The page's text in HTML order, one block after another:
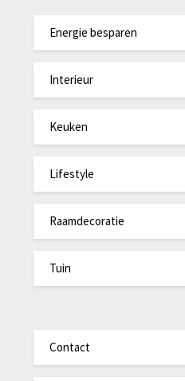
Energie besparen
Interieur
Keuken
Lifestyle
Raamdecoratie
Tuin
Contact